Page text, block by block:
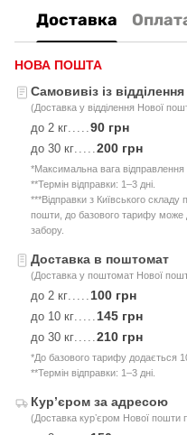
Доставка
НОВА ПОШТА
Самовивіз із відділення
(Доставка у відділення Нової
до 2 кг 90 грн
до 30 кг 200 грн
*Максимальна вага відправлення
**Термін відправки: 1–3 дні.
***Відправки з Київського
пошти, до базового тарифу може
забору.
Доставка в поштомат
(Доставка у поштомат Нової
до 2 кг 100 грн
до 10 кг 145 грн
до 30 кг 210 грн
*До базового тарифу додається
**Термін відправки: 1–3 дні.
Курʼєром за адресою
(Доставка курʼєром Нової пошти